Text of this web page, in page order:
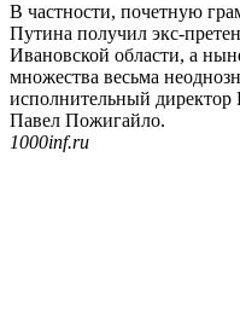
В частности, почетную
Путина получил экс-
Ивановской области, а
множества весьма
исполнительный директор
Павел Пожигайло.
1000inf.ru